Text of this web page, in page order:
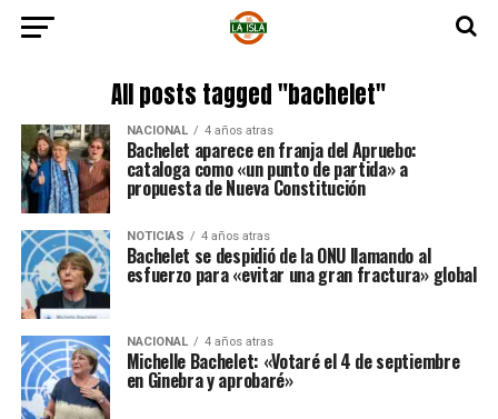
All posts tagged "bachelet"
NACIONAL 4 años atras
Bachelet aparece en franja del Apruebo:
cataloga como «un punto de partida» a
propuesta de Nueva Constitución
NOTICIAS 4 años atras
Bachelet se despidió de la ONU llamando al
esfuerzo para «evitar una gran fractura» global
NACIONAL 4 años atras
Michelle Bachelet: «Votaré el 4 de septiembre
en Ginebra y aprobaré»